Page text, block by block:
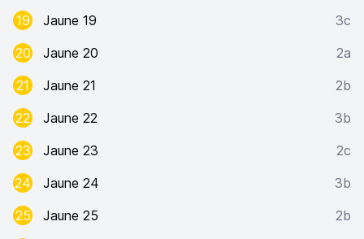
19
Jaune 19
3c
20
Jaune 20
2a
21
Jaune 21
2b
22
Jaune 22
3b
23
Jaune 23
2c
24
Jaune 24
3b
25
Jaune 25
2b